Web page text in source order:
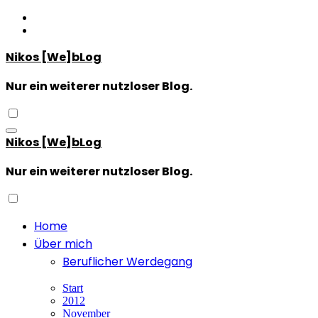
Zum
Inhalt
Nikos [We]bLog
Nur ein weiterer nutzloser Blog.
Nikos [We]bLog
Nur ein weiterer nutzloser Blog.
Home
Über mich
Beruflicher Werdegang
Start
2012
November